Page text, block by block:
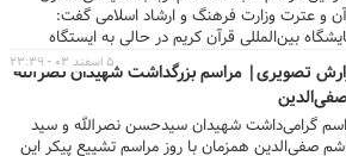
در معدن و صنایع معدنی ایران شرکت آرکا
همایش پارس ۰۲۱-۸۸۵۴۸۸۴۵ ۱۴۰۳/۰۷/۰۸
۱۴۰۳/۰۷/۱۱ از ۱۰ تا ۱۸ برگزارشد بیست و دومین
بین‌المللی لوازم و تجهیزات پلیسی، امنیتی و
(ایپاس) شرکت ناجی پاس وابسته به بنیاد تعاون
۱۸ برگزارشد نخستین جشنواره کودک و نوجوان (شادبوم)
کرد.
و عترت وزارت فرهنگ و ارشاد اسلامی گفت:
بین‌المللی قرآن کریم در حالی به ایستگاه
رسیده است که در سال‌های گذشته با استقبال
مردمهمراه بوده و پیش‌بینی می‌شود از فردا روند
محتوایی و اجرایی پیش‌بینی شده که از این میان،
۲۸ بخش توسط مؤسسات مردمی اداره می‌شود. ...این
تصویری| مراسم بزرگداشت شهیدان نصرالله
گرامی‌داشت شهیدان سیدحسن نصرالله و سید
صفی‌الدین همزمان با روز مراسم تشییع پیکر این
۵ اسفند ۰۳ - ۲۳:۳۹